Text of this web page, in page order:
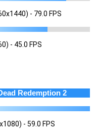
- 79.0 FPS
- 45.0 FPS
Redemption 2
- 59.0 FPS